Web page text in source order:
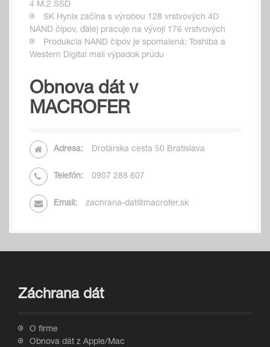
4 M.2 SSD
SK Hynix začína s výrobou 128 vrstvových 4D
NAND čipov, ďalej pracuje na vývoji 176 vrstvových
Produkcia NAND čipov je spomalená: Toshiba a
Western Digital mali výpadok prúdu
Obnova dát v
MACROFER
Adresa: Drotárska cesta 50 Bratislava
Telefón: 0907 288 607
Email: zachrana-dat@macrofer.sk
Záchrana dát
O firme
Obnova dát z Apple/Mac